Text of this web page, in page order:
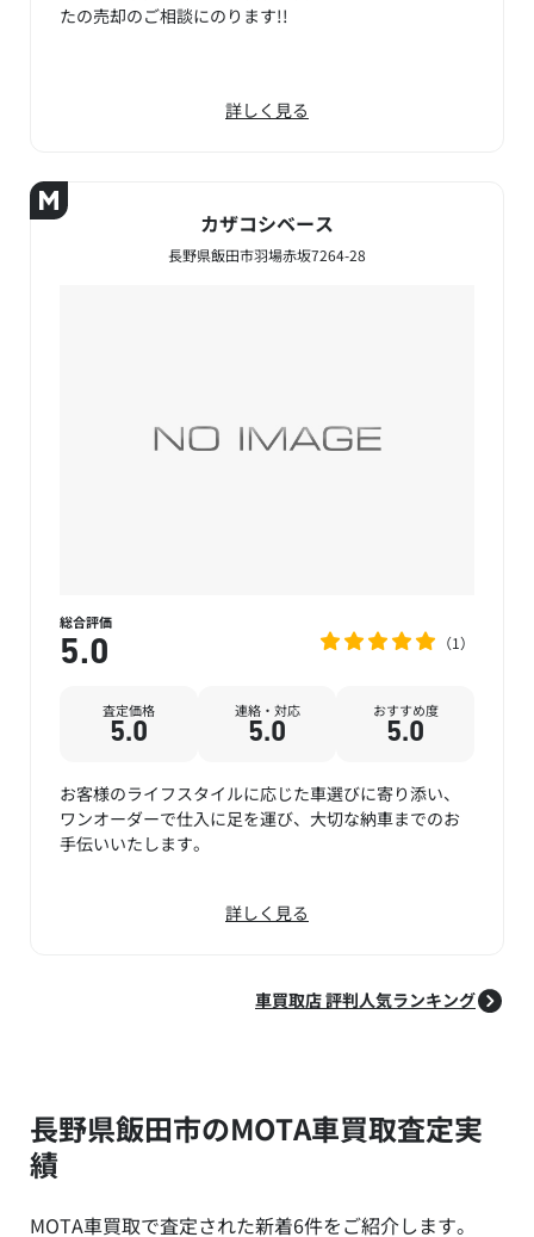
たの売却のご相談にのります!!
詳しく見る
カザコシベース
長野県飯田市羽場赤坂7264-28
総合評価
5.0 1
査定価格
5.0
連絡・対応
5.0
おすすめ度
5.0
お客様のライフスタイルに応じた車選びに寄り添い、
ワンオーダーで仕入に足を運び、大切な納車までのお
手伝いいたします。
詳しく見る
車買取店 評判人気ランキング
長野県飯田市のMOTA車買取査定実
績
MOTA車買取で査定された新着6件をご紹介します。